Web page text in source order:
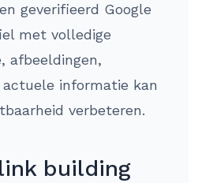
geverifieerd Google
met volledige
afbeeldingen,
actuele informatie kan
verbeteren.
building